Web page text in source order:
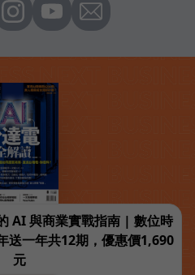
AI 與商業實戰指南 | 數位時
送一年共12期，優惠價1,690
元